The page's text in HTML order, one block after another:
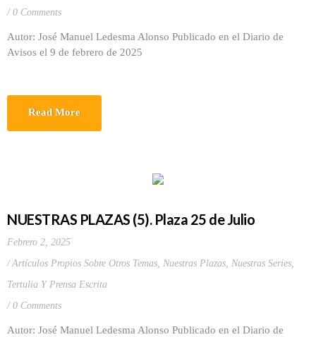
0 Comments
Autor: José Manuel Ledesma Alonso Publicado en el Diario de
Avisos el 9 de febrero de 2025
Read More
NUESTRAS PLAZAS (5). Plaza 25 de Julio
Febrero 2, 2025
Artículos Propios Sobre Otros Temas, Nuestras Plazas, Nuestras Series,
Tertulia Y Prensa Escrita
0 Comments
Autor: José Manuel Ledesma Alonso Publicado en el Diario de